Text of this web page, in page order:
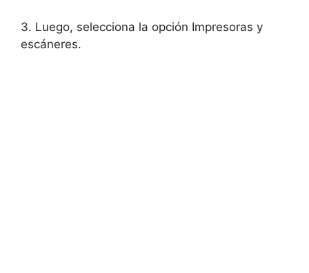
3. Luego, selecciona la opción Impresoras y
escáneres.